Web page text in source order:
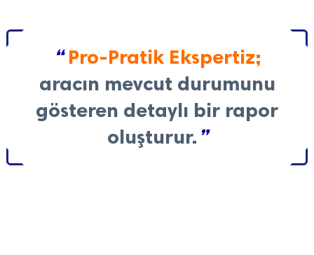
“Pro-Pratik Ekspertiz;
aracın mevcut durumunu
gösteren detaylı bir rapor
oluşturur. ”